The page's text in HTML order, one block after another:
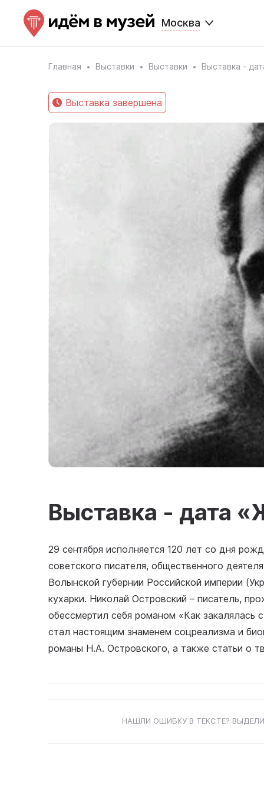
Москва
Главная Выставки Выставки Выставка -
Выставка завершена
Выставка - дата
29 сентября исполняется 120 лет со дня
советского писателя, общественного
Волынской губернии Российской империи
кухарки. Николай Островский – писатель,
обессмертил себя романом «Как
стал настоящим знаменем соцреализма и
романы Н.А. Островского, а также статьи о
НАШЛИ ОШИБКУ В ТЕКСТЕ?